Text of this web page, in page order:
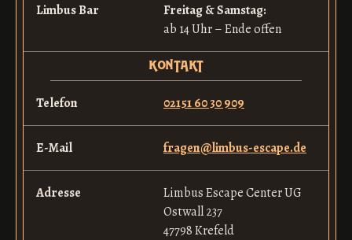
Limbus Bar
Freitag & Samstag:
ab 14 Uhr – Ende offen
kontakt
Telefon 02151 60 30 909
E-Mail fragen@limbus-escape.de
Adresse
Limbus Escape Center UG
Ostwall 237
47798 Krefeld